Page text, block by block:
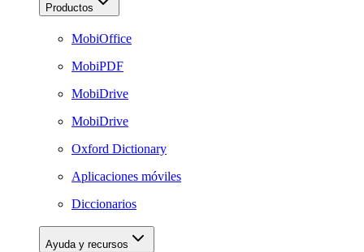
Productos
MobiOffice
MobiPDF
MobiDrive
MobiDrive
Oxford Dictionary
Aplicaciones móviles
Diccionarios
Ayuda y recursos